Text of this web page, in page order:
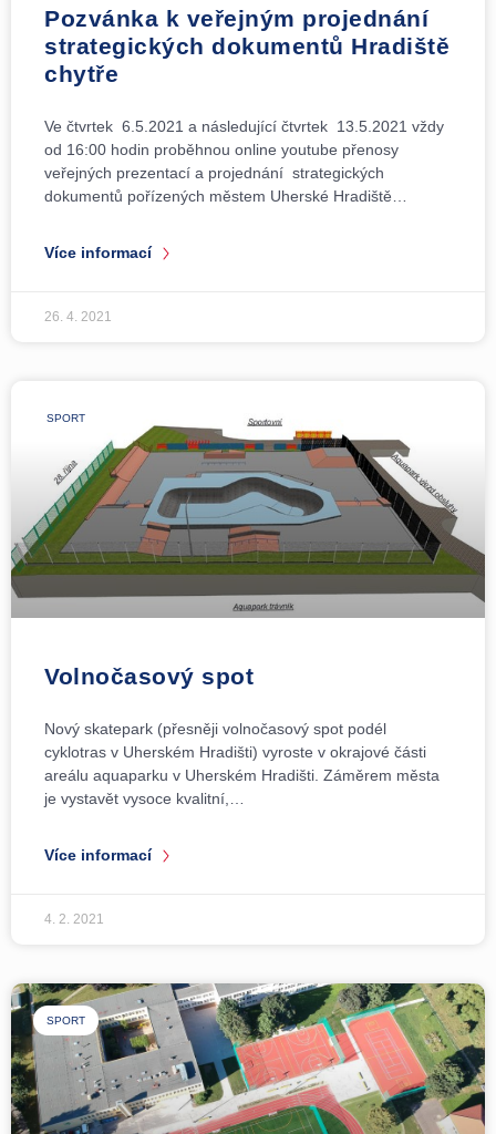
Pozvánka k veřejným projednání
strategických dokumentů Hradiště
chytře
Ve čtvrtek 6.5.2021 a následující čtvrtek 13.5.2021 vždy
od 16:00 hodin proběhnou online youtube přenosy
veřejných prezentací a projednání strategických
dokumentů pořízených městem Uherské Hradiště…
Více informací
26. 4. 2021
SPORT
Volnočasový spot
Nový skatepark (přesněji volnočasový spot podél
cyklotras v Uherském Hradišti) vyroste v okrajové části
areálu aquaparku v Uherském Hradišti. Záměrem města
je vystavět vysoce kvalitní,…
Více informací
4. 2. 2021
SPORT